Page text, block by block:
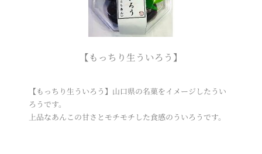
【もっちり生ういろう】
【もっちり生ういろう】山口県の名菓をイメージしたうい
ろうです。
上品なあんこの甘さとモチモチした食感のういろうです。